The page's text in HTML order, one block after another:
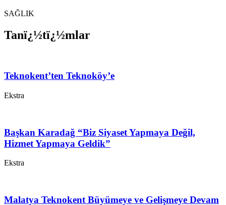
SAĞLIK
Tanï¿½tï¿½mlar
Teknokent’ten Teknoköy’e
Ekstra
Başkan Karadağ “Biz Siyaset Yapmaya Değil,
Hizmet Yapmaya Geldik”
Ekstra
Malatya Teknokent Büyümeye ve Gelişmeye Devam